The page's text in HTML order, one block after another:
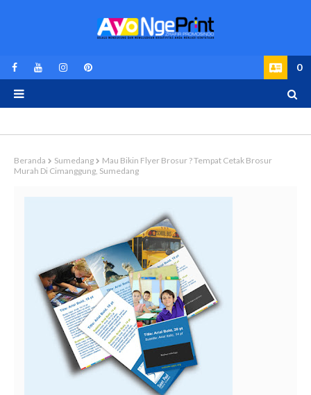
0
Beranda Sumedang
Mau Bikin Flyer Brosur ? Tempat Cetak Brosur
Murah Di Cimanggung, Sumedang